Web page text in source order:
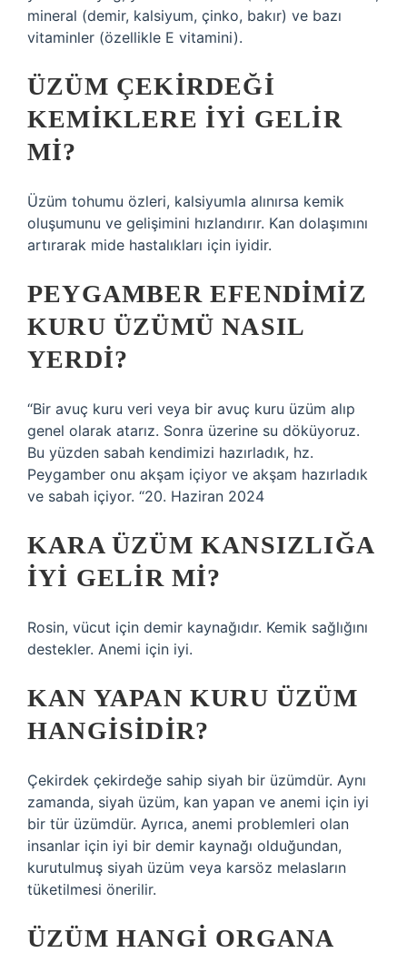
mineral (demir, kalsiyum, çinko, bakır) ve bazı
vitaminler (özellikle E vitamini).
ÜZÜM ÇEKIRDEĞI
KEMIKLERE IYI GELIR
MI?
Üzüm tohumu özleri, kalsiyumla alınırsa kemik
oluşumunu ve gelişimini hızlandırır. Kan dolaşımını
artırarak mide hastalıkları için iyidir.
PEYGAMBER EFENDIMIZ
KURU ÜZÜMÜ NASIL
YERDI?
“Bir avuç kuru veri veya bir avuç kuru üzüm alıp
genel olarak atarız. Sonra üzerine su döküyoruz.
Bu yüzden sabah kendimizi hazırladık, hz.
Peygamber onu akşam içiyor ve akşam hazırladık
ve sabah içiyor. “20. Haziran 2024
KARA ÜZÜM KANSIZLIĞA
IYI GELIR MI?
Rosin, vücut için demir kaynağıdır. Kemik sağlığını
destekler. Anemi için iyi.
KAN YAPAN KURU ÜZÜM
HANGISIDIR?
Çekirdek çekirdeğe sahip siyah bir üzümdür. Aynı
zamanda, siyah üzüm, kan yapan ve anemi için iyi
bir tür üzümdür. Ayrıca, anemi problemleri olan
insanlar için iyi bir demir kaynağı olduğundan,
kurutulmuş siyah üzüm veya karsöz melasların
tüketilmesi önerilir.
ÜZÜM HANGI ORGANA